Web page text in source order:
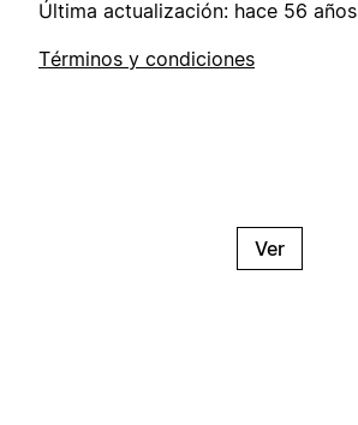
Última actualización: hace 56 años
Términos y condiciones
Ver